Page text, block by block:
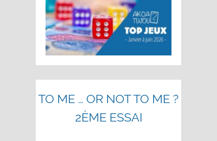
TO ME … OR NOT TO ME ?
2ÈME ESSAI